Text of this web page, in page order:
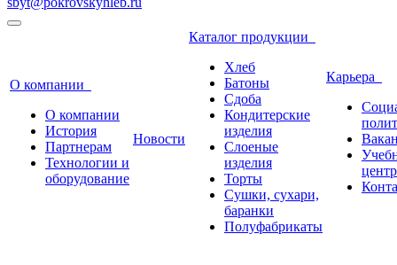
О компании
О компании
История
Партнерам
Технологии и
оборудование
Новости
Каталог продукции
Хлеб
Батоны
Сдоба
Кондитерские
изделия
Слоеные
изделия
Торты
Сушки, сухари,
баранки
Полуфабрикаты
Карьера
центр